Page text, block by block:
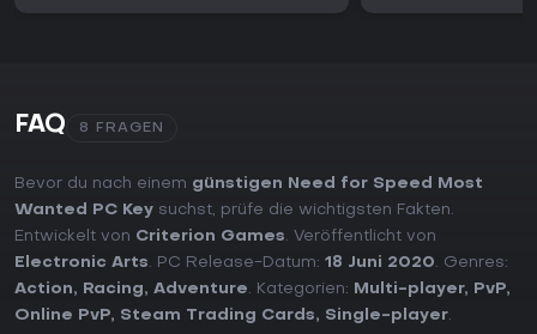
FAQ 8 FRAGEN
Bevor du nach einem günstigen Need for Speed Most
Wanted PC Key suchst, prüfe die wichtigsten Fakten.
Entwickelt von Criterion Games. Veröffentlicht von
Electronic Arts. PC Release-Datum: 18 Juni 2020. Genres:
Action, Racing, Adventure. Kategorien: Multi-player, PvP,
Online PvP, Steam Trading Cards, Single-player.